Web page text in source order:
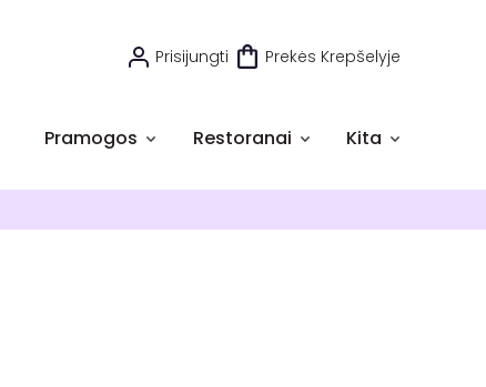
Prisijungti Prekės Krepšelyje
Pramogos Restoranai Kita